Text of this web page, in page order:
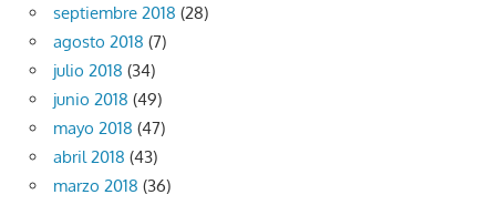
septiembre 2018 (28)
agosto 2018 (7)
julio 2018 (34)
junio 2018 (49)
mayo 2018 (47)
abril 2018 (43)
marzo 2018 (36)